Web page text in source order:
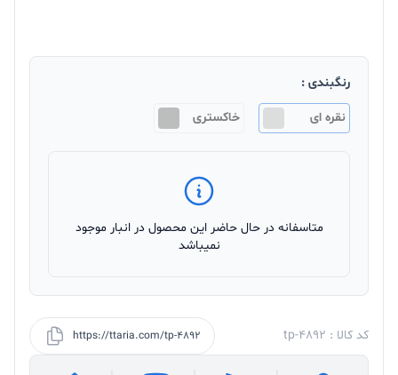
رنگبندی :
نقره ای خاکستری
متاسفانه در حال حاضر این محصول در انبار موجود
نمیباشد
کد کالا : tp-4892 https://ttaria.com/tp-4892